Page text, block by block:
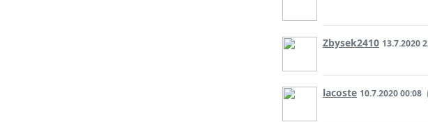
Zbysek2410 13.7.2020
lacoste 10.7.2020 00:08